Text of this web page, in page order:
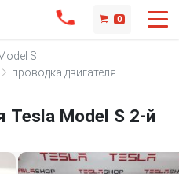
0
S
проводка двигателя
Tesla Model S 2-й